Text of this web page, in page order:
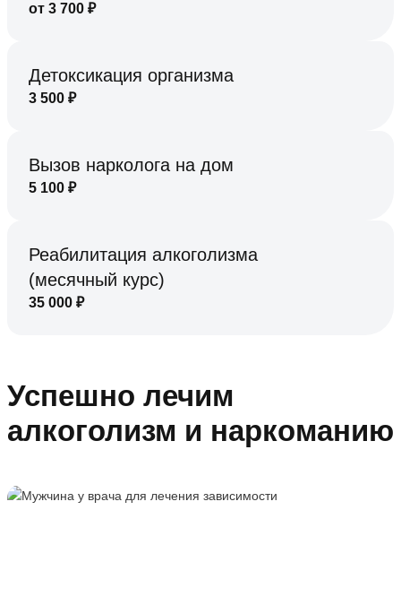
от 3 700 ₽
Детоксикация организма
3 500 ₽
Вызов нарколога на дом
5 100 ₽
Реабилитация алкоголизма
(месячный курс)
35 000 ₽
Успешно лечим
алкоголизм и наркоманию